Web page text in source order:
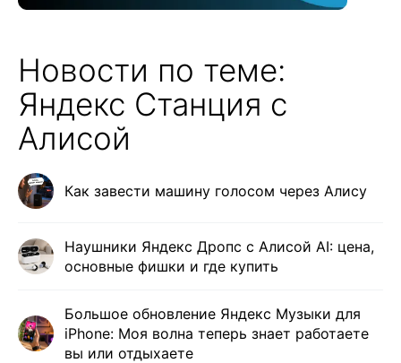
Новости по теме:
Яндекс Станция с
Алисой
Как завести машину голосом через Алису
Наушники Яндекс Дропс с Алисой AI: цена,
основные фишки и где купить
Большое обновление Яндекс Музыки для
iPhone: Моя волна теперь знает работаете
вы или отдыхаете